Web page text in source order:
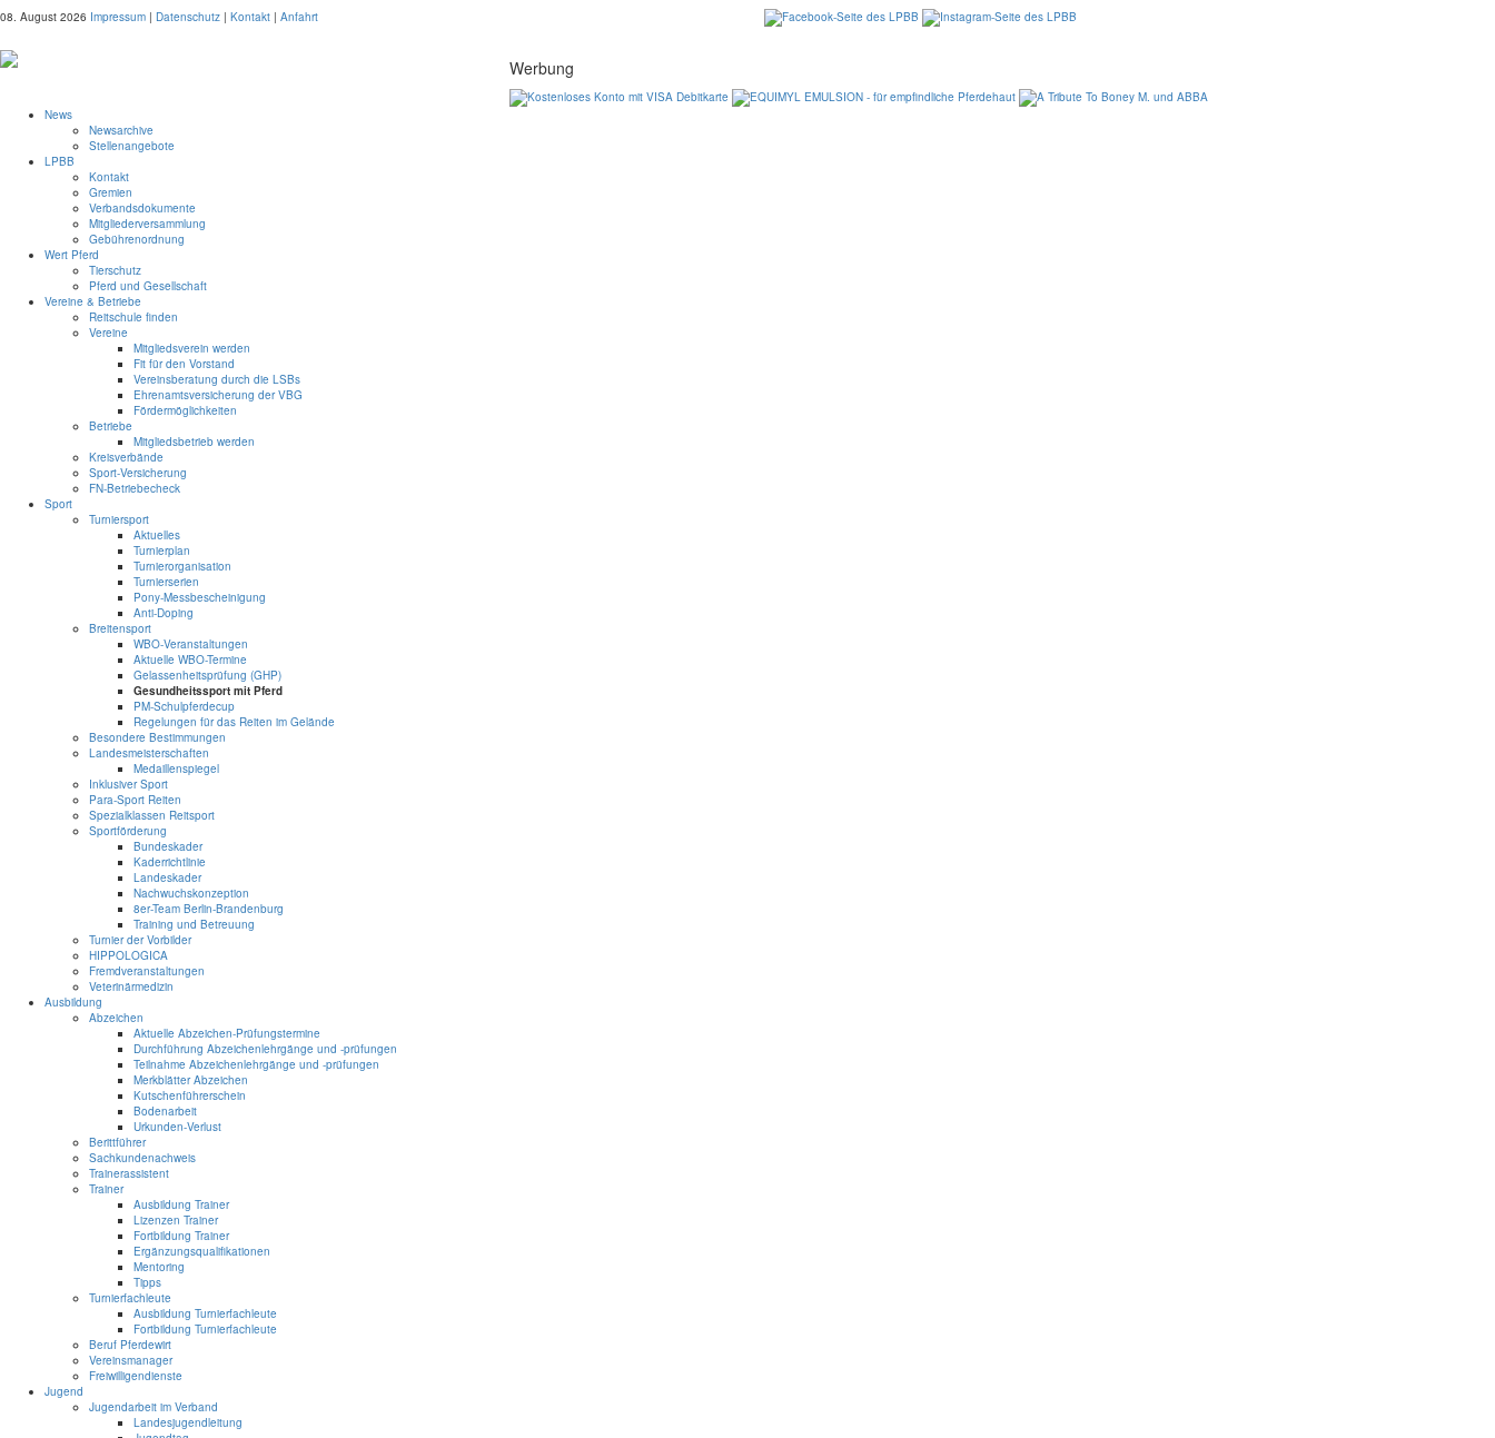
08. August 2026 Impressum | Datenschutz | Kontakt | Anfahrt
Werbung
News
Newsarchive
Stellenangebote
LPBB
Kontakt
Gremien
Verbandsdokumente
Mitgliederversammlung
Gebührenordnung
Wert Pferd
Tierschutz
Pferd und Gesellschaft
Vereine & Betriebe
Reitschule finden
Vereine
Mitgliedsverein werden
Fit für den Vorstand
Vereinsberatung durch die LSBs
Ehrenamtsversicherung der VBG
Fördermöglichkeiten
Betriebe
Mitgliedsbetrieb werden
Kreisverbände
Sport-Versicherung
FN-Betriebecheck
Sport
Turniersport
Aktuelles
Turnierplan
Turnierorganisation
Turnierserien
Pony-Messbescheinigung
Anti-Doping
Breitensport
WBO-Veranstaltungen
Aktuelle WBO-Termine
Gelassenheitsprüfung (GHP)
Gesundheitssport mit Pferd
PM-Schulpferdecup
Regelungen für das Reiten im Gelände
Besondere Bestimmungen
Landesmeisterschaften
Medaillenspiegel
Inklusiver Sport
Para-Sport Reiten
Spezialklassen Reitsport
Sportförderung
Bundeskader
Kaderrichtlinie
Landeskader
Nachwuchskonzeption
8er-Team Berlin-Brandenburg
Training und Betreuung
Turnier der Vorbilder
HIPPOLOGICA
Fremdveranstaltungen
Veterinärmedizin
Ausbildung
Abzeichen
Aktuelle Abzeichen-Prüfungstermine
Durchführung Abzeichenlehrgänge und -prüfungen
Teilnahme Abzeichenlehrgänge und -prüfungen
Merkblätter Abzeichen
Kutschenführerschein
Bodenarbeit
Urkunden-Verlust
Berittführer
Sachkundenachweis
Trainerassistent
Trainer
Ausbildung Trainer
Lizenzen Trainer
Fortbildung Trainer
Ergänzungsqualifikationen
Mentoring
Tipps
Turnierfachleute
Ausbildung Turnierfachleute
Fortbildung Turnierfachleute
Beruf Pferdewirt
Vereinsmanager
Freiwilligendienste
Jugend
Jugendarbeit im Verband
Landesjugendleitung